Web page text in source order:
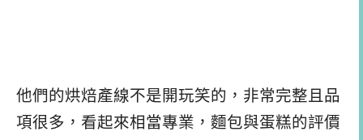
他們的烘焙產線不是開玩笑的，非常完整且品
項很多，看起來相當專業，麵包與蛋糕的評價